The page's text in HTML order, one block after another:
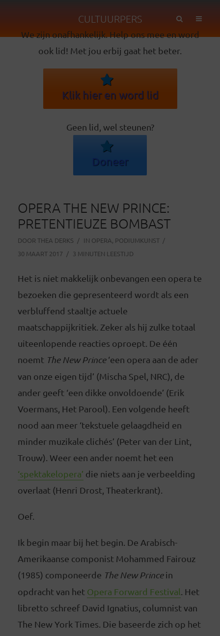
CULTUURPERS
We zijn onafhankelijk. Help ons mee en word
ook lid! Met jou erbij gaat het beter.
Klik hier en word lid
Geen lid, wel steunen?
Doneer
OPERA THE NEW PRINCE:
PRETENTIEUZE BOMBAST
DOOR THEA DERKS IN OPERA, PODIUMKUNST
30 MAART 2017
3 MINUTEN LEESTIJD
Het is niet makkelijk onbevangen een opera te
bezoeken die gepresenteerd wordt als een
verbluffend staaltje actuele
maatschappijkritiek. Zeker als hij zulke totaal
uiteenlopende reacties oproept. De één
noemt The New Prince‘een opera aan de ader
van onze eigen tijd’ (Mischa Spel, NRC), de
ander geeft ‘een dikke onvoldoende’ (Erik
Voermans, Het Parool). Een volgende heeft
nood aan meer ‘tekstuele gelaagdheid en
minder muzikale clichés’ (Peter van der Lint,
Trouw). Weer een ander noemt het een
‘spektakelopera’ die niets aan je verbeelding
overlaat (Henri Drost, Theaterkrant).
Oef.
Ik begin maar bij het begin. De Arabisch-
Amerikaanse componist Mohammed Fairouz
(1985) componeerde The New Princein
opdracht van het Opera Forward Festival . Het
libretto schreef David Ignatius, columnist van
The New York Times. Die baseerde zich op het